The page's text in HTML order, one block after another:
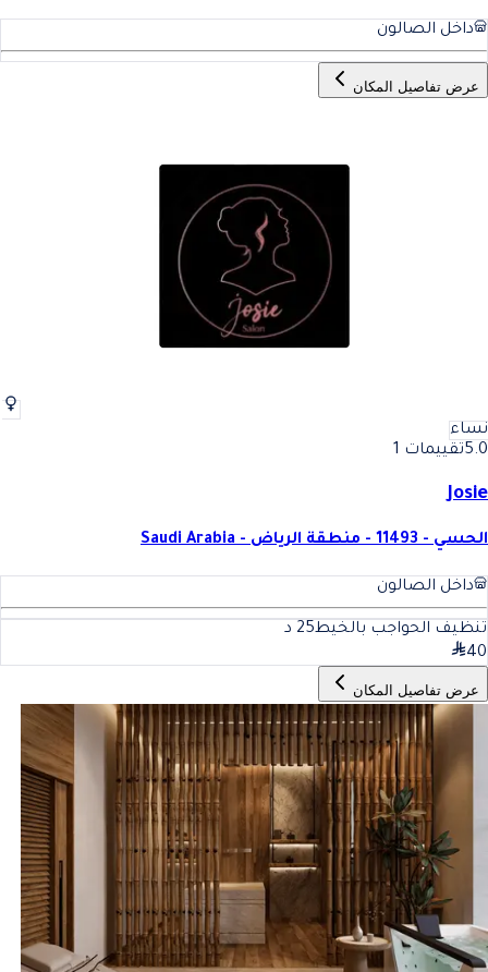
داخل الصالون
عرض تفاصيل المكان
نساء
5.0تقييمات 1
Josie
الحسي - 11493 - منطقة الرياض - Saudi Arabia
داخل الصالون
تنظيف الحواجب بالخيط25 د
40
عرض تفاصيل المكان